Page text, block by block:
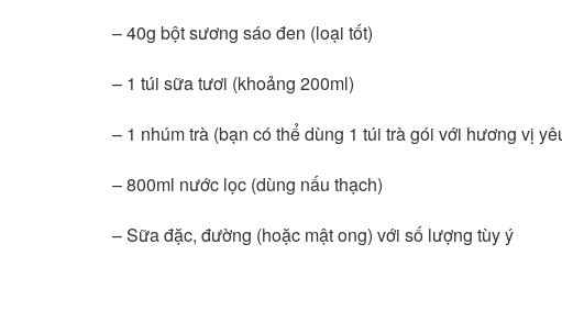
– 40g bột sương sáo đen (loại tốt)
– 1 túi sữa tươi (khoảng 200ml)
– 1 nhúm trà (bạn có thể dùng 1 túi trà gói với hương vị
– 800ml nước lọc (dùng nấu thạch)
– Sữa đặc, đường (hoặc mật ong) với số lượng tùy ý